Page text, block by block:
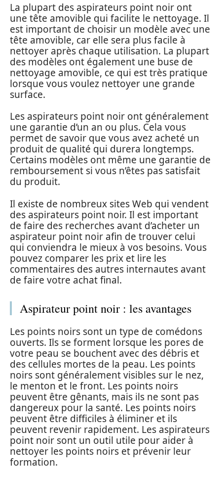
La plupart des aspirateurs point noir ont
une tête amovible qui facilite le nettoyage. Il
est important de choisir un modèle avec une
tête amovible, car elle sera plus facile à
nettoyer après chaque utilisation. La plupart
des modèles ont également une buse de
nettoyage amovible, ce qui est très pratique
lorsque vous voulez nettoyer une grande
surface.
Les aspirateurs point noir ont généralement
une garantie d’un an ou plus. Cela vous
permet de savoir que vous avez acheté un
produit de qualité qui durera longtemps.
Certains modèles ont même une garantie de
remboursement si vous n’êtes pas satisfait
du produit.
Il existe de nombreux sites Web qui vendent
des aspirateurs point noir. Il est important
de faire des recherches avant d’acheter un
aspirateur point noir afin de trouver celui
qui conviendra le mieux à vos besoins. Vous
pouvez comparer les prix et lire les
commentaires des autres internautes avant
de faire votre achat final.
Aspirateur point noir : les avantages
Les points noirs sont un type de comédons
ouverts. Ils se forment lorsque les pores de
votre peau se bouchent avec des débris et
des cellules mortes de la peau. Les points
noirs sont généralement visibles sur le nez,
le menton et le front. Les points noirs
peuvent être gênants, mais ils ne sont pas
dangereux pour la santé. Les points noirs
peuvent être difficiles à éliminer et ils
peuvent revenir rapidement. Les aspirateurs
point noir sont un outil utile pour aider à
nettoyer les points noirs et prévenir leur
formation.